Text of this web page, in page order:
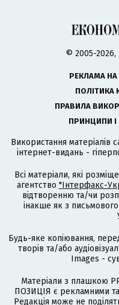
© 2005-
РЕКЛАМА НА
ПОЛІТИКА
ПРАВИЛА
ПРИНЦИПИ
Використання матеріалів
інтернет-видань -
Всі матеріали, які
агентство "Інтерфакс-
відтворенню та/чи
інакше як з
Будь-яке копіювання,
творів та/або
Images -
Матеріали з плашкою
ПОЗИЦІЯ є рекламними
Редакція може не